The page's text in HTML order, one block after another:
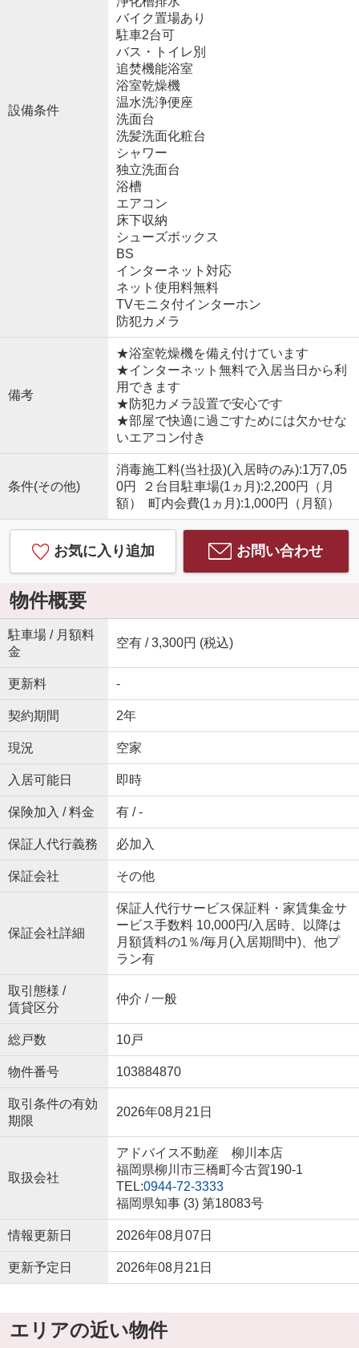
設備条件
バイク置場あり
駐車2台可
バス・トイレ別
追焚機能浴室
浴室乾燥機
温水洗浄便座
洗面台
洗髪洗面化粧台
シャワー
独立洗面台
浴槽
エアコン
床下収納
シューズボックス
BS
インターネット対応
ネット使用料無料
TVモニタ付インターホン
防犯カメラ
備考
★浴室乾燥機を備え付けています
★インターネット無料で入居当日から利
用できます
★防犯カメラ設置で安心です
★部屋で快適に過ごすためには欠かせな
いエアコン付き
条件(その他)
消毒施工料(当社扱)(入居時のみ):1万7,05
0円 ２台目駐車場(1ヵ月):2,200円（月
額） 町内会費(1ヵ月):1,000円（月額）
お気に入り追加 お問い合わせ
物件概要
駐車場 / 月額料
金
空有 / 3,300円 (税込)
更新料 -
契約期間 2年
現況 空家
入居可能日 即時
保険加入 / 料金 有 / -
保証人代行義務 必加入
保証会社 その他
保証会社詳細
保証人代行サービス保証料・家賃集金サ
ービス手数料 10,000円/入居時、以降は
月額賃料の1％/毎月(入居期間中)、他プ
ラン有
取引態様 /
賃貸区分
仲介 / 一般
総戸数 10戸
物件番号 103884870
取引条件の有効
期限
2026年08月21日
取扱会社
アドバイス不動産 柳川本店
福岡県柳川市三橋町今古賀190-1
TEL:0944-72-3333
福岡県知事 (3) 第18083号
情報更新日 2026年08月07日
更新予定日 2026年08月21日
エリアの近い物件